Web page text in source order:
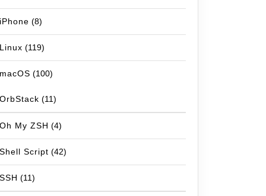
iPhone (8)
Linux (119)
macOS (100)
OrbStack (11)
Oh My ZSH (4)
Shell Script (42)
SSH (11)